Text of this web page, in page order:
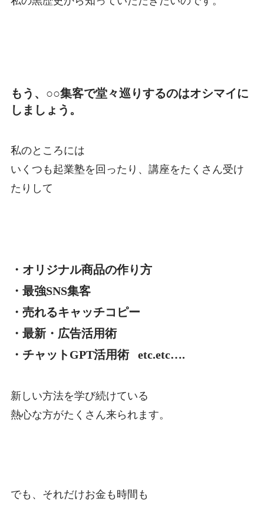
もう、○○集客で堂々巡りするのはオシマイに
しましょう。
私のところには
いくつも起業塾を回ったり、講座をたくさん受け
たりして
・オリジナル商品の作り方
・最強SNS集客
・売れるキャッチコピー
・最新・広告活用術
・チャットGPT活用術 etc.etc….
新しい方法を学び続けている
熱心な方がたくさん来られます。
でも、それだけお金も時間も